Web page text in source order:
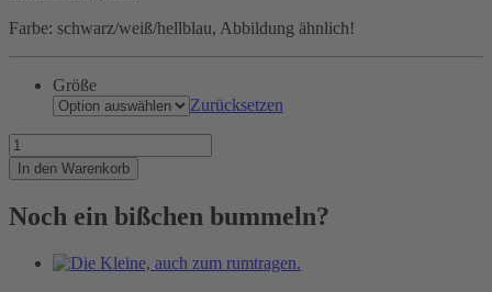
Farbe: schwarz/weiß/hellblau, Abbildung ähnlich!
Größe
Zurücksetzen
Wenn
Faltschiffchen
die
Menge
In den Warenkorb
Noch ein bißchen bummeln?